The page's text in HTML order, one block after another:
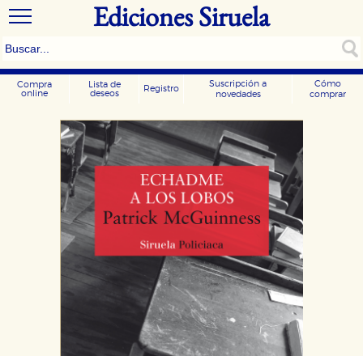
Ediciones Siruela
Compra
online
Lista de
deseos
Registro
Suscripción a
novedades
Cómo
comprar